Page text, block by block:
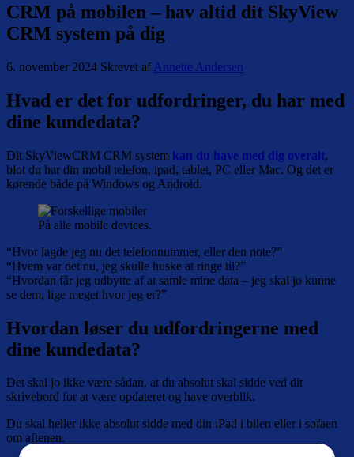
CRM på mobilen – hav altid dit SkyView
CRM system på dig
6. november 2024 Skrevet af Annette Andersen
Hvad er det for udfordringer, du har med
dine kundedata?
Dit SkyViewCRM CRM system kan du have med dig overalt,
blot du har din mobil telefon, ipad, tablet, PC eller Mac. Og det er
kørende både på Windows og Android.
På alle mobile devices.
“Hvor lagde jeg nu det telefonnummer, eller den note?”
“Hvem var det nu, jeg skulle huske at ringe til?”
“Hvordan får jeg udbytte af at samle mine data – jeg skal jo kunne
se dem, lige meget hvor jeg er?”
Hvordan løser du udfordringerne med
dine kundedata?
Det skal jo ikke være sådan, at du absolut skal sidde ved dit
skrivebord for at være opdateret og have overblik.
Du skal heller ikke absolut sidde med din iPad i bilen eller i sofaen
om aftenen.